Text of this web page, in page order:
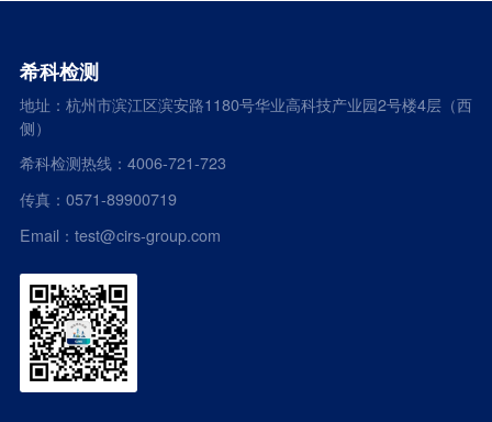
希科检测
地址：杭州市滨江区滨安路1180号华业高科技产业园2号楼4层（西
侧）
希科检测热线：4006-721-723
传真：0571-89900719
Email：test@cirs-group.com